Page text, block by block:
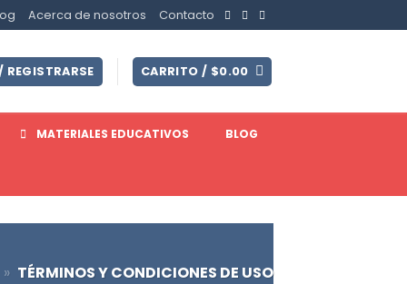
Acerca de nosotros Contacto
REGISTRARSE CARRITO / $0.00
MATERIALES EDUCATIVOS BLOG
» TÉRMINOS Y CONDICIONES DE USO